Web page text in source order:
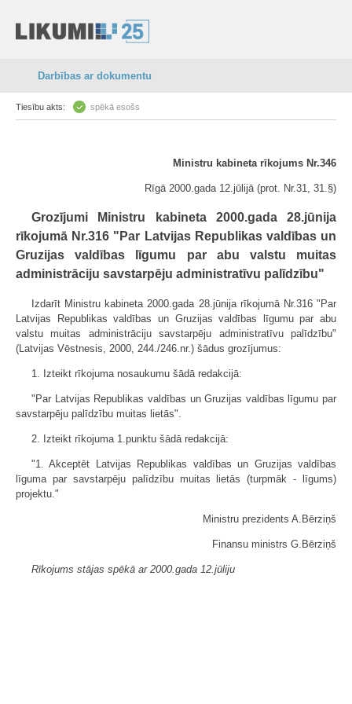
Darbības ar dokumentu
Tiesību akts: spēkā esošs
Ministru kabineta rīkojums Nr.346
Rīgā 2000.gada 12.jūlijā (prot. Nr.31, 31.§)
Grozījumi Ministru kabineta 2000.gada 28.jūnija
rīkojumā Nr.316 "Par Latvijas Republikas valdības un
Gruzijas valdības līgumu par abu valstu muitas
administrāciju savstarpēju administratīvu palīdzību"
Izdarīt Ministru kabineta 2000.gada 28.jūnija rīkojumā Nr.316 "Par
Latvijas Republikas valdības un Gruzijas valdības līgumu par abu
valstu muitas administrāciju savstarpēju administratīvu palīdzību"
(Latvijas Vēstnesis, 2000, 244./246.nr.) šādus grozījumus:
1. Izteikt rīkojuma nosaukumu šādā redakcijā:
"Par Latvijas Republikas valdības un Gruzijas valdības līgumu par
savstarpēju palīdzību muitas lietās".
2. Izteikt rīkojuma 1.punktu šādā redakcijā:
"1. Akceptēt Latvijas Republikas valdības un Gruzijas valdības
līguma par savstarpēju palīdzību muitas lietās (turpmāk - līgums)
projektu."
Ministru prezidents A.Bērziņš
Finansu ministrs G.Bērziņš
Rīkojums stājas spēkā ar 2000.gada 12.jūliju